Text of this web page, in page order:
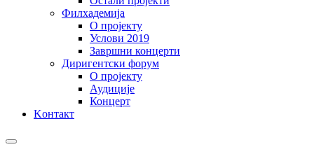
Филхадемија
О пројекту
Услови 2019
Завршни концерти
Диригентски форум
О пројекту
Аудиције
Концерт
Kонтакт